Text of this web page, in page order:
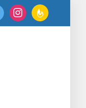
instagramfeedburner